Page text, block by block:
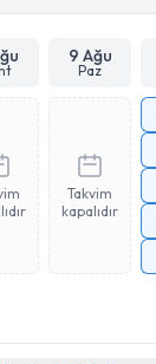
9 Ağu
Paz
Takvim
kapalıdır